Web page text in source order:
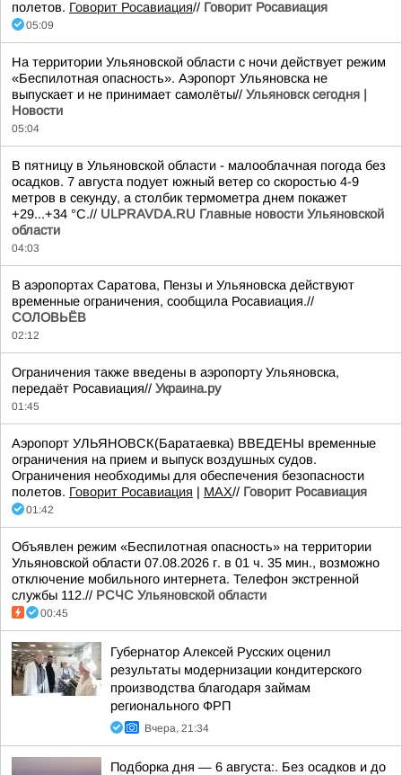
полетов. Говорит Росавиация// Говорит Росавиация
05:09
На территории Ульяновской области с ночи действует режим
«Беспилотная опасность». Аэропорт Ульяновска не
выпускает и не принимает самолёты// Ульяновск сегодня |
Новости
05:04
В пятницу в Ульяновской области - малооблачная погода без
осадков. 7 августа подует южный ветер со скоростью 4-9
метров в секунду, а столбик термометра днем покажет
+29...+34 °C.// ULPRAVDA.RU Главные новости Ульяновской
области
04:03
В аэропортах Саратова, Пензы и Ульяновска действуют
временные ограничения, сообщила Росавиация.//
СОЛОВЬЁВ
02:12
Ограничения также введены в аэропорту Ульяновска,
передаёт Росавиация// Украина.ру
01:45
Аэропорт УЛЬЯНОВСК(Баратаевка) ВВЕДЕНЫ временные
ограничения на прием и выпуск воздушных судов.
Ограничения необходимы для обеспечения безопасности
полетов. Говорит Росавиация | MАХ// Говорит Росавиация
01:42
Объявлен режим «Беспилотная опасность» на территории
Ульяновской области 07.08.2026 г. в 01 ч. 35 мин., возможно
отключение мобильного интернета. Телефон экстренной
службы 112.// РСЧС Ульяновской области
00:45
Губернатор Алексей Русских оценил
результаты модернизации кондитерского
производства благодаря займам
регионального ФРП
Вчера, 21:34
Подборка дня — 6 августа:. Без осадков и до